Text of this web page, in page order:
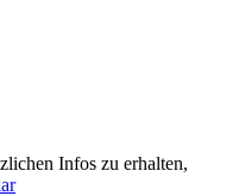
Infos zu erhalten,